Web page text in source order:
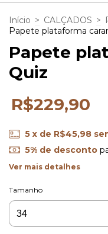
Início > CALÇADOS >
Papete plataforma
Papete
Quiz
R$229,90
5 x de R$45,98
5% de desconto
Ver mais detalhes
Tamanho